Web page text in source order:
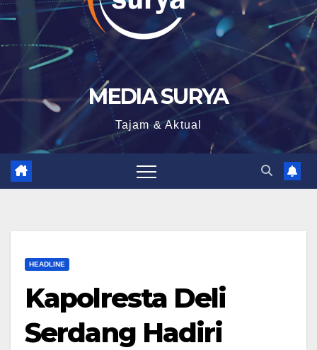
MEDIA SURYA
Tajam & Aktual
HEADLINE
Kapolresta Deli
Serdang Hadiri